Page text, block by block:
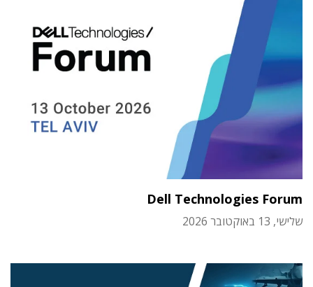
Dell Technologies Forum
שלישי, 13 באוקטובר 2026